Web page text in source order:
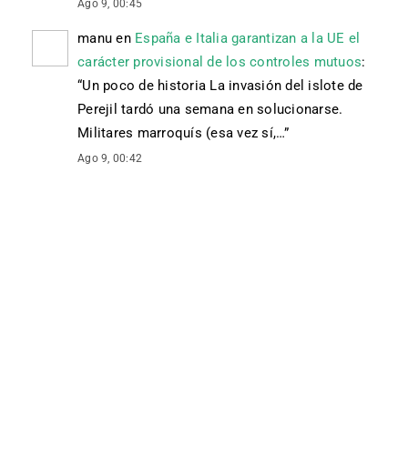
Ago 9, 00:45
manu en España e Italia garantizan a la UE el
carácter provisional de los controles mutuos:
“Un poco de historia La invasión del islote de
Perejil tardó una semana en solucionarse.
Militares marroquís (esa vez sí,…”
Ago 9, 00:42